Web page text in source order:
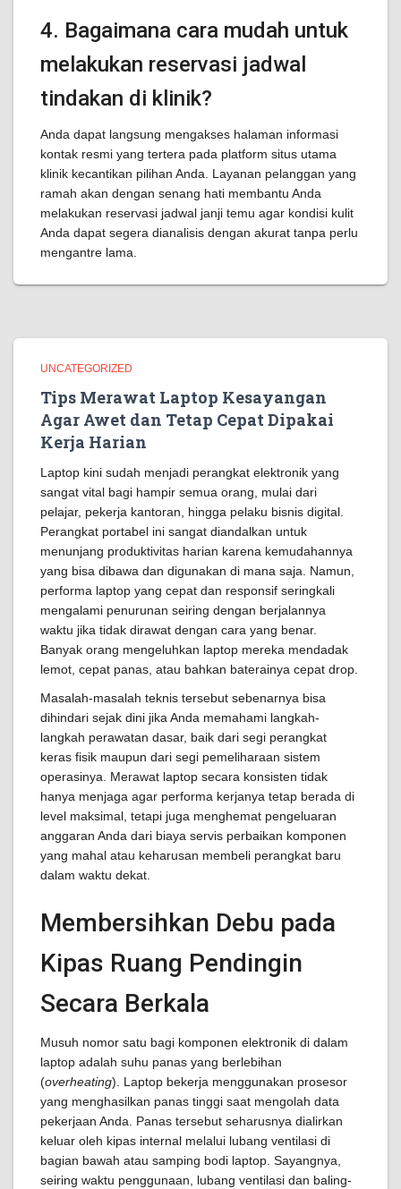
4. Bagaimana cara mudah untuk
melakukan reservasi jadwal
tindakan di klinik?
Anda dapat langsung mengakses halaman informasi
kontak resmi yang tertera pada platform situs utama
klinik kecantikan pilihan Anda. Layanan pelanggan yang
ramah akan dengan senang hati membantu Anda
melakukan reservasi jadwal janji temu agar kondisi kulit
Anda dapat segera dianalisis dengan akurat tanpa perlu
mengantre lama.
UNCATEGORIZED
Tips Merawat Laptop Kesayangan
Agar Awet dan Tetap Cepat Dipakai
Kerja Harian
Laptop kini sudah menjadi perangkat elektronik yang
sangat vital bagi hampir semua orang, mulai dari
pelajar, pekerja kantoran, hingga pelaku bisnis digital.
Perangkat portabel ini sangat diandalkan untuk
menunjang produktivitas harian karena kemudahannya
yang bisa dibawa dan digunakan di mana saja. Namun,
performa laptop yang cepat dan responsif seringkali
mengalami penurunan seiring dengan berjalannya
waktu jika tidak dirawat dengan cara yang benar.
Banyak orang mengeluhkan laptop mereka mendadak
lemot, cepat panas, atau bahkan baterainya cepat drop.
Masalah-masalah teknis tersebut sebenarnya bisa
dihindari sejak dini jika Anda memahami langkah-
langkah perawatan dasar, baik dari segi perangkat
keras fisik maupun dari segi pemeliharaan sistem
operasinya. Merawat laptop secara konsisten tidak
hanya menjaga agar performa kerjanya tetap berada di
level maksimal, tetapi juga menghemat pengeluaran
anggaran Anda dari biaya servis perbaikan komponen
yang mahal atau keharusan membeli perangkat baru
dalam waktu dekat.
Membersihkan Debu pada
Kipas Ruang Pendingin
Secara Berkala
Musuh nomor satu bagi komponen elektronik di dalam
laptop adalah suhu panas yang berlebihan
(overheating). Laptop bekerja menggunakan prosesor
yang menghasilkan panas tinggi saat mengolah data
pekerjaan Anda. Panas tersebut seharusnya dialirkan
keluar oleh kipas internal melalui lubang ventilasi di
bagian bawah atau samping bodi laptop. Sayangnya,
seiring waktu penggunaan, lubang ventilasi dan baling-